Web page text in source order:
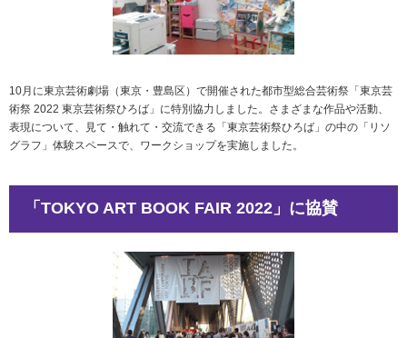
10月に東京芸術劇場（東京・豊島区）で開催された都市型総合芸術祭「東京芸
術祭 2022 東京芸術祭ひろば」に特別協力しました。さまざまな作品や活動、
表現について、見て・触れて・交流できる「東京芸術祭ひろば」の中の「リソ
グラフ」体験スペースで、ワークショップを実施しました。
「TOKYO ART BOOK FAIR 2022」に協賛